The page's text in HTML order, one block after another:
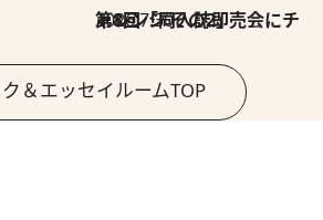
2026.7.30
第8回「同人誌即売会にチャレンジ その2」
＆エッセイルームTOP